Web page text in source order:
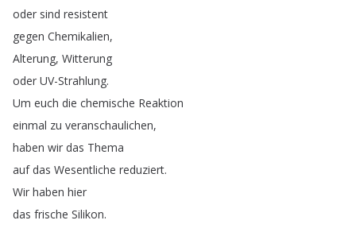
oder sind resistent
gegen Chemikalien,
Alterung, Witterung
oder UV-Strahlung.
Um euch die chemische Reaktion
einmal zu veranschaulichen,
haben wir das Thema
auf das Wesentliche reduziert.
Wir haben hier
das frische Silikon.